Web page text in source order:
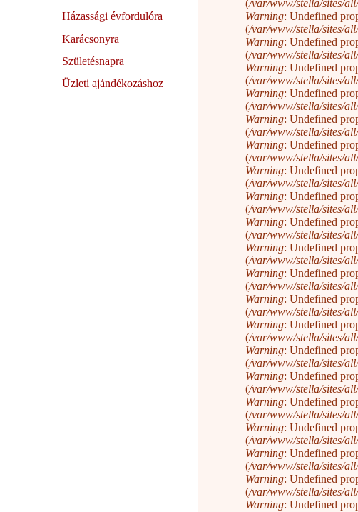
Házassági évfordulóra
Karácsonyra
Születésnapra
Üzleti ajándékozáshoz
(/var/www/stella/sites/
Warning: Undefined
(/var/www/stella/sites/
Warning: Undefined
(/var/www/stella/sites/
Warning: Undefined
(/var/www/stella/sites/
Warning: Undefined
(/var/www/stella/sites/
Warning: Undefined
(/var/www/stella/sites/
Warning: Undefined
(/var/www/stella/sites/
Warning: Undefined
(/var/www/stella/sites/
Warning: Undefined
(/var/www/stella/sites/
Warning: Undefined
(/var/www/stella/sites/
Warning: Undefined
(/var/www/stella/sites/
Warning: Undefined
(/var/www/stella/sites/
Warning: Undefined
(/var/www/stella/sites/
Warning: Undefined
(/var/www/stella/sites/
Warning: Undefined
(/var/www/stella/sites/
Warning: Undefined
(/var/www/stella/sites/
Warning: Undefined
(/var/www/stella/sites/
Warning: Undefined
(/var/www/stella/sites/
Warning: Undefined
(/var/www/stella/sites/
Warning: Undefined
(/var/www/stella/sites/
Warning: Undefined